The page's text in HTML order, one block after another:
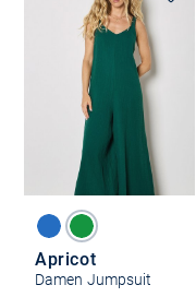
Apricot
Damen Jumpsuit